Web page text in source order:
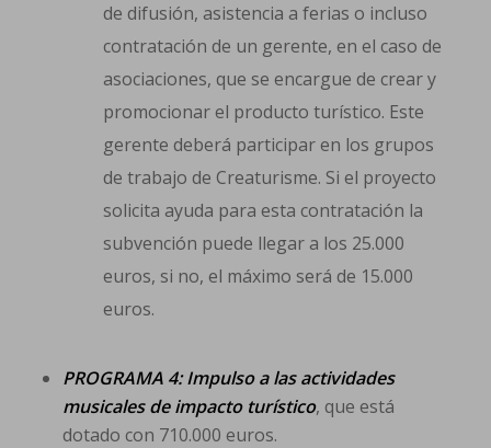
de difusión, asistencia a ferias o incluso
contratación de un gerente, en el caso de
asociaciones, que se encargue de crear y
promocionar el producto turístico. Este
gerente deberá participar en los grupos
de trabajo de Creaturisme. Si el proyecto
solicita ayuda para esta contratación la
subvención puede llegar a los 25.000
euros, si no, el máximo será de 15.000
euros.
PROGRAMA 4: Impulso a las actividades
musicales de impacto turístico, que está
dotado con 710.000 euros.